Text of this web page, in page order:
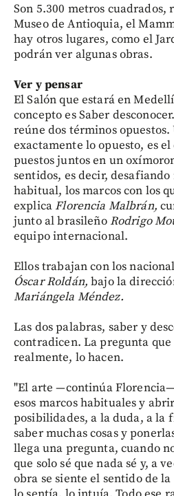
Son 5.300 metros
Museo de Antioquia, el
hay otros lugares, como el
podrán ver algunas obras.
Ver y pensar
El Salón que estará en
concepto es Saber
reúne dos términos opuestos.
exactamente lo opuesto, es el
puestos juntos en un
sentidos, es decir,
habitual, los marcos con los
explicaFlorencia Malbrán,
junto al brasileñoRodrigo
equipo internacional.
Ellos trabajan con los
Óscar Roldán, bajo la
Mariángela Méndez.
Las dos palabras, saber y
contradicen. La pregunta que
realmente, lo hacen.
"El arte —continúa
esos marcos habituales y
posibilidades, a la duda, a la
saber muchas cosas y
llega una pregunta, cuando
que solo sé que nada sé y, a
obra se siente el sentido de